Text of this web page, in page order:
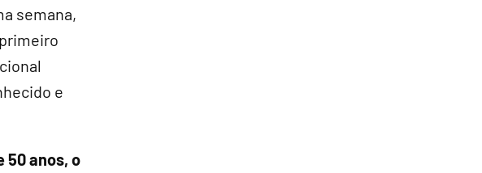
semana,
e
50 anos, o